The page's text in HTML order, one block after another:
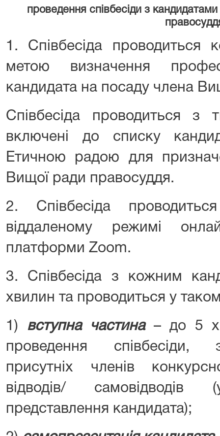
проведення співбесіди з
1. Співбесіда проводиться
метою визначення
кандидата на посаду члена
Співбесіда проводиться з
включені до списку
Етичною радою для
Вищої ради правосуддя.
2. Співбесіда
віддаленому режимі
платформи Zoom.
3. Співбесіда з кожним
хвилин та проводиться у
1) вступна частина– до 5
проведення співбесіди,
присутніх членів
відводів/ самовідводів
представлення кандидата);